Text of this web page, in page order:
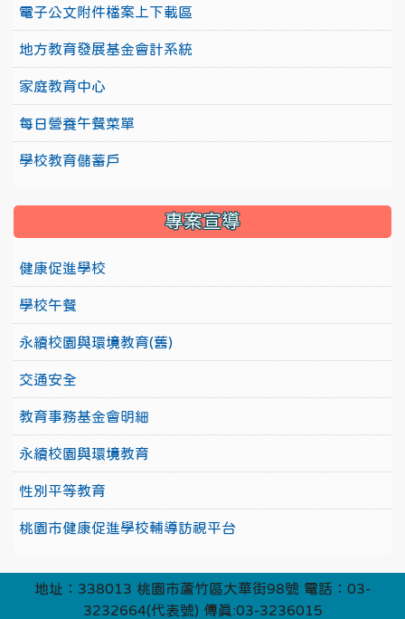
電子公文附件檔案上下載區
地方教育發展基金會計系統
家庭教育中心
每日營養午餐菜單
學校教育儲蓄戶
專案宣導
健康促進學校
學校午餐
永續校園與環境教育(舊)
交通安全
教育事務基金會明細
永續校園與環境教育
性別平等教育
桃園市健康促進學校輔導訪視平台
地址：338013 桃園市蘆竹區大華街98號 電話：03-
3232664(代表號) 傳真:03-3236015